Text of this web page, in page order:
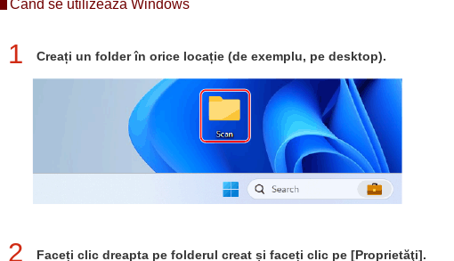
Când se utilizează Windows
1 Creați un folder în orice locație (de exemplu, pe desktop).
2 Faceți clic dreapta pe folderul creat și faceți clic pe [Proprietăţi].